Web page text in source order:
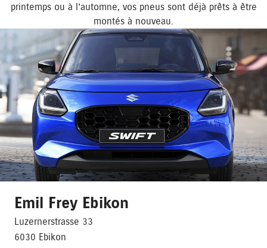
printemps ou à l’automne, vos pneus sont déjà prêts à être
montés à nouveau.
Emil Frey Ebikon
Luzernerstrasse 33
6030 Ebikon